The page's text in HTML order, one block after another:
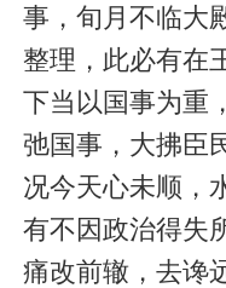
事，旬月不临大
整理，此必有在
下当以国事为重
弛国事，大拂臣
况今天心未顺，
有不因政治得失
痛改前辙，去谗